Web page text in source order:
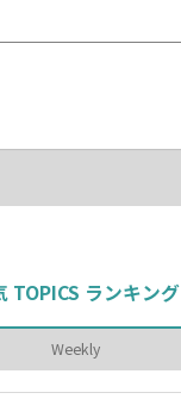
TOPICS ランキング
Weekly